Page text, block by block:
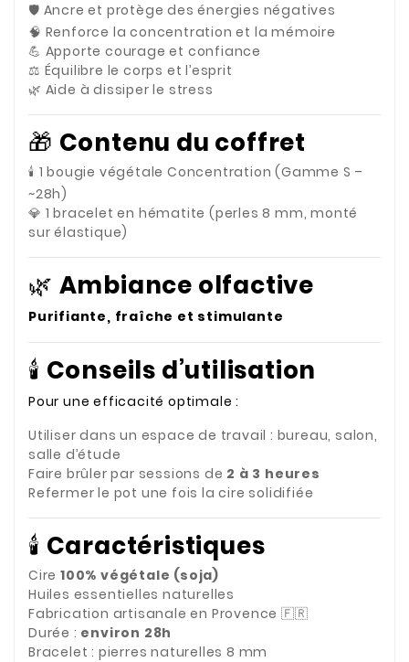
🛡️ Ancre et protège des énergies négatives
🧠 Renforce la concentration et la mémoire
💪 Apporte courage et confiance
⚖️ Équilibre le corps et l’esprit
🌿 Aide à dissiper le stress
🎁 Contenu du coffret
🕯️ 1 bougie végétale Concentration (Gamme S –
~28h)
💎 1 bracelet en hématite (perles 8 mm, monté
sur élastique)
🌿 Ambiance olfactive
Purifiante, fraîche et stimulante
🕯️ Conseils d’utilisation
Pour une efficacité optimale :
Utiliser dans un espace de travail : bureau, salon,
salle d’étude
Faire brûler par sessions de 2 à 3 heures
Refermer le pot une fois la cire solidifiée
🕯️ Caractéristiques
Cire 100% végétale (soja)
Huiles essentielles naturelles
Fabrication artisanale en Provence 🇫🇷
Durée : environ 28h
Bracelet : pierres naturelles 8 mm